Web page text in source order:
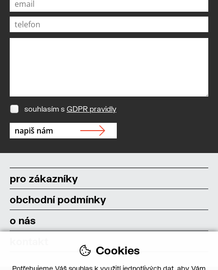
souhlasím s GDPR pravidly
pro zákazníky
obchodní podmínky
o nás
Cookies
Potřebujeme Váš souhlas k využití jednotlivých dat, aby Vám